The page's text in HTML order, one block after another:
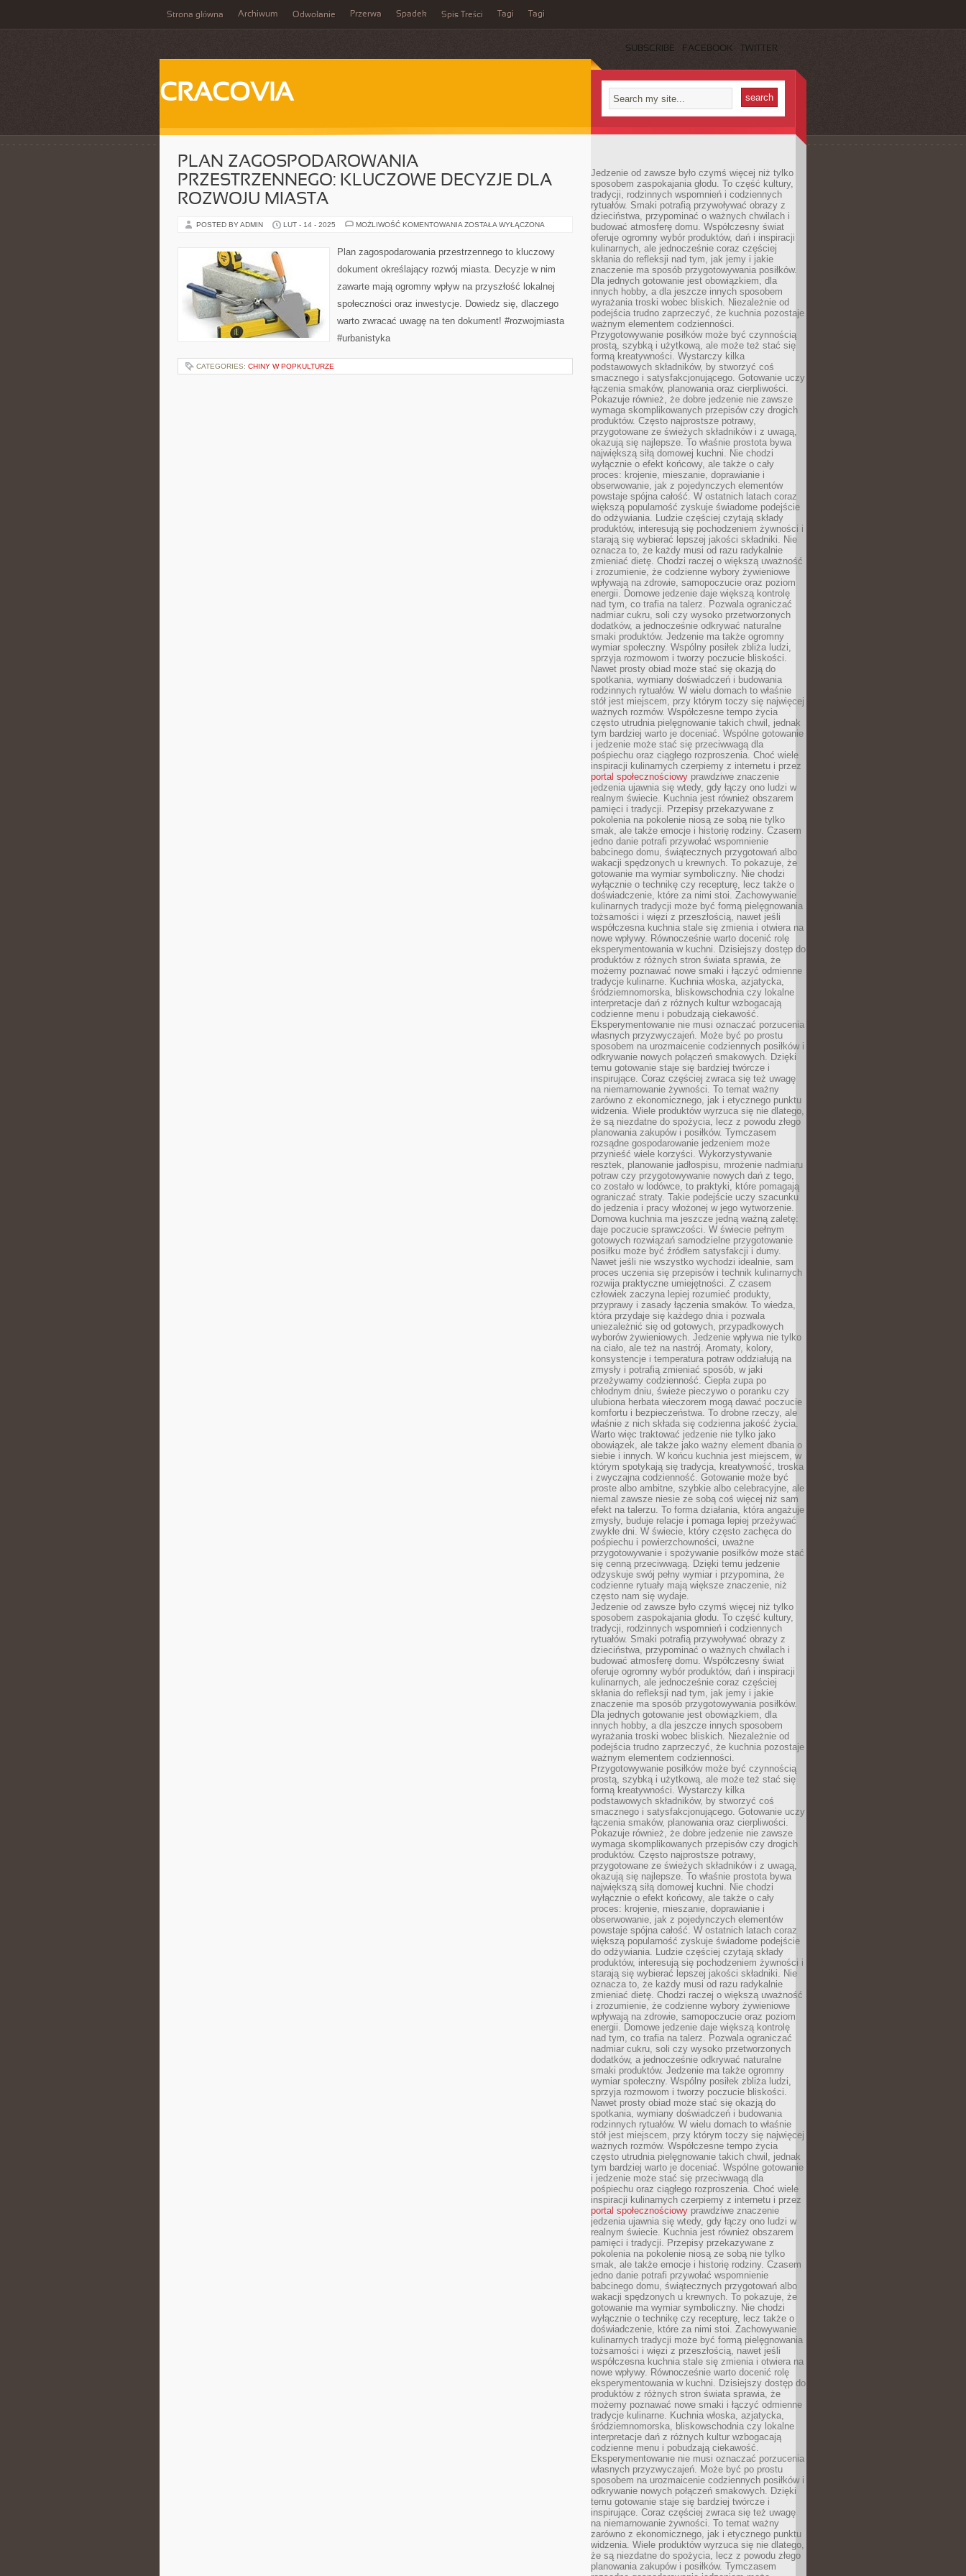
Strona główna Archiwum Odwołanie Przerwa Spadek Spis Treści Tagi Tagi
SUBSCRIBE FACEBOOK TWITTER
CRACOVIA
PLAN ZAGOSPODAROWANIA
PRZESTRZENNEGO: KLUCZOWE DECYZJE DLA
ROZWOJU MIASTA
POSTED BY ADMIN LUT - 14 - 2025 MOŻLIWOŚĆ KOMENTOWANIA PLAN
DECYZJE
ROZWOJU
ZOSTAŁA WYŁĄCZONA
Plan zagospodarowania przestrzennego to kluczowy
dokument określający rozwój miasta. Decyzje w nim
zawarte mają ogromny wpływ na przyszłość lokalnej
społeczności oraz inwestycje. Dowiedz się, dlaczego
warto zwracać uwagę na ten dokument! #rozwojmiasta
#urbanistyka
CATEGORIES: CHINY W POPKULTURZE
Jedzenie od zawsze było czymś więcej niż tylko
sposobem zaspokajania głodu. To część kultury,
tradycji, rodzinnych wspomnień i codziennych
rytuałów. Smaki potrafią przywoływać obrazy z
dzieciństwa, przypominać o ważnych chwilach i
budować atmosferę domu. Współczesny świat
oferuje ogromny wybór produktów, dań i inspiracji
kulinarnych, ale jednocześnie coraz częściej
skłania do refleksji nad tym, jak jemy i jakie
znaczenie ma sposób przygotowywania posiłków.
Dla jednych gotowanie jest obowiązkiem, dla
innych hobby, a dla jeszcze innych sposobem
wyrażania troski wobec bliskich. Niezależnie od
podejścia trudno zaprzeczyć, że kuchnia pozostaje
ważnym elementem codzienności.
Przygotowywanie posiłków może być czynnością
prostą, szybką i użytkową, ale może też stać się
formą kreatywności. Wystarczy kilka
podstawowych składników, by stworzyć coś
smacznego i satysfakcjonującego. Gotowanie uczy
łączenia smaków, planowania oraz cierpliwości.
Pokazuje również, że dobre jedzenie nie zawsze
wymaga skomplikowanych przepisów czy drogich
produktów. Często najprostsze potrawy,
przygotowane ze świeżych składników i z uwagą,
okazują się najlepsze. To właśnie prostota bywa
największą siłą domowej kuchni. Nie chodzi
wyłącznie o efekt końcowy, ale także o cały
proces: krojenie, mieszanie, doprawianie i
obserwowanie, jak z pojedynczych elementów
powstaje spójna całość. W ostatnich latach coraz
większą popularność zyskuje świadome podejście
do odżywiania. Ludzie częściej czytają składy
produktów, interesują się pochodzeniem żywności i
starają się wybierać lepszej jakości składniki. Nie
oznacza to, że każdy musi od razu radykalnie
zmieniać dietę. Chodzi raczej o większą uważność
i zrozumienie, że codzienne wybory żywieniowe
wpływają na zdrowie, samopoczucie oraz poziom
energii. Domowe jedzenie daje większą kontrolę
nad tym, co trafia na talerz. Pozwala ograniczać
nadmiar cukru, soli czy wysoko przetworzonych
dodatków, a jednocześnie odkrywać naturalne
smaki produktów. Jedzenie ma także ogromny
wymiar społeczny. Wspólny posiłek zbliża ludzi,
sprzyja rozmowom i tworzy poczucie bliskości.
Nawet prosty obiad może stać się okazją do
spotkania, wymiany doświadczeń i budowania
rodzinnych rytuałów. W wielu domach to właśnie
stół jest miejscem, przy którym toczy się najwięcej
ważnych rozmów. Współczesne tempo życia
często utrudnia pielęgnowanie takich chwil, jednak
tym bardziej warto je doceniać. Wspólne gotowanie
i jedzenie może stać się przeciwwagą dla
pośpiechu oraz ciągłego rozproszenia. Choć wiele
inspiracji kulinarnych czerpiemy z internetu i przez
portal społecznościowy prawdziwe znaczenie
jedzenia ujawnia się wtedy, gdy łączy ono ludzi w
realnym świecie. Kuchnia jest również obszarem
pamięci i tradycji. Przepisy przekazywane z
pokolenia na pokolenie niosą ze sobą nie tylko
smak, ale także emocje i historię rodziny. Czasem
jedno danie potrafi przywołać wspomnienie
babcinego domu, świątecznych przygotowań albo
wakacji spędzonych u krewnych. To pokazuje, że
gotowanie ma wymiar symboliczny. Nie chodzi
wyłącznie o technikę czy recepturę, lecz także o
doświadczenie, które za nimi stoi. Zachowywanie
kulinarnych tradycji może być formą pielęgnowania
tożsamości i więzi z przeszłością, nawet jeśli
współczesna kuchnia stale się zmienia i otwiera na
nowe wpływy. Równocześnie warto docenić rolę
eksperymentowania w kuchni. Dzisiejszy dostęp do
produktów z różnych stron świata sprawia, że
możemy poznawać nowe smaki i łączyć odmienne
tradycje kulinarne. Kuchnia włoska, azjatycka,
śródziemnomorska, bliskowschodnia czy lokalne
interpretacje dań z różnych kultur wzbogacają
codzienne menu i pobudzają ciekawość.
Eksperymentowanie nie musi oznaczać porzucenia
własnych przyzwyczajeń. Może być po prostu
sposobem na urozmaicenie codziennych posiłków i
odkrywanie nowych połączeń smakowych. Dzięki
temu gotowanie staje się bardziej twórcze i
inspirujące. Coraz częściej zwraca się też uwagę
na niemarnowanie żywności. To temat ważny
zarówno z ekonomicznego, jak i etycznego punktu
widzenia. Wiele produktów wyrzuca się nie dlatego,
że są niezdatne do spożycia, lecz z powodu złego
planowania zakupów i posiłków. Tymczasem
rozsądne gospodarowanie jedzeniem może
przynieść wiele korzyści. Wykorzystywanie
resztek, planowanie jadłospisu, mrożenie nadmiaru
potraw czy przygotowywanie nowych dań z tego,
co zostało w lodówce, to praktyki, które pomagają
ograniczać straty. Takie podejście uczy szacunku
do jedzenia i pracy włożonej w jego wytworzenie.
Domowa kuchnia ma jeszcze jedną ważną zaletę:
daje poczucie sprawczości. W świecie pełnym
gotowych rozwiązań samodzielne przygotowanie
posiłku może być źródłem satysfakcji i dumy.
Nawet jeśli nie wszystko wychodzi idealnie, sam
proces uczenia się przepisów i technik kulinarnych
rozwija praktyczne umiejętności. Z czasem
człowiek zaczyna lepiej rozumieć produkty,
przyprawy i zasady łączenia smaków. To wiedza,
która przydaje się każdego dnia i pozwala
uniezależnić się od gotowych, przypadkowych
wyborów żywieniowych. Jedzenie wpływa nie tylko
na ciało, ale też na nastrój. Aromaty, kolory,
konsystencje i temperatura potraw oddziałują na
zmysły i potrafią zmieniać sposób, w jaki
przeżywamy codzienność. Ciepła zupa po
chłodnym dniu, świeże pieczywo o poranku czy
ulubiona herbata wieczorem mogą dawać poczucie
komfortu i bezpieczeństwa. To drobne rzeczy, ale
właśnie z nich składa się codzienna jakość życia.
Warto więc traktować jedzenie nie tylko jako
obowiązek, ale także jako ważny element dbania o
siebie i innych. W końcu kuchnia jest miejscem, w
którym spotykają się tradycja, kreatywność, troska
i zwyczajna codzienność. Gotowanie może być
proste albo ambitne, szybkie albo celebracyjne, ale
niemal zawsze niesie ze sobą coś więcej niż sam
efekt na talerzu. To forma działania, która angażuje
zmysły, buduje relacje i pomaga lepiej przeżywać
zwykłe dni. W świecie, który często zachęca do
pośpiechu i powierzchowności, uważne
przygotowywanie i spożywanie posiłków może stać
się cenną przeciwwagą. Dzięki temu jedzenie
odzyskuje swój pełny wymiar i przypomina, że
codzienne rytuały mają większe znaczenie, niż
często nam się wydaje.
Jedzenie od zawsze było czymś więcej niż tylko
sposobem zaspokajania głodu. To część kultury,
tradycji, rodzinnych wspomnień i codziennych
rytuałów. Smaki potrafią przywoływać obrazy z
dzieciństwa, przypominać o ważnych chwilach i
budować atmosferę domu. Współczesny świat
oferuje ogromny wybór produktów, dań i inspiracji
kulinarnych, ale jednocześnie coraz częściej
skłania do refleksji nad tym, jak jemy i jakie
znaczenie ma sposób przygotowywania posiłków.
Dla jednych gotowanie jest obowiązkiem, dla
innych hobby, a dla jeszcze innych sposobem
wyrażania troski wobec bliskich. Niezależnie od
podejścia trudno zaprzeczyć, że kuchnia pozostaje
ważnym elementem codzienności.
Przygotowywanie posiłków może być czynnością
prostą, szybką i użytkową, ale może też stać się
formą kreatywności. Wystarczy kilka
podstawowych składników, by stworzyć coś
smacznego i satysfakcjonującego. Gotowanie uczy
łączenia smaków, planowania oraz cierpliwości.
Pokazuje również, że dobre jedzenie nie zawsze
wymaga skomplikowanych przepisów czy drogich
produktów. Często najprostsze potrawy,
przygotowane ze świeżych składników i z uwagą,
okazują się najlepsze. To właśnie prostota bywa
największą siłą domowej kuchni. Nie chodzi
wyłącznie o efekt końcowy, ale także o cały
proces: krojenie, mieszanie, doprawianie i
obserwowanie, jak z pojedynczych elementów
powstaje spójna całość. W ostatnich latach coraz
większą popularność zyskuje świadome podejście
do odżywiania. Ludzie częściej czytają składy
produktów, interesują się pochodzeniem żywności i
starają się wybierać lepszej jakości składniki. Nie
oznacza to, że każdy musi od razu radykalnie
zmieniać dietę. Chodzi raczej o większą uważność
i zrozumienie, że codzienne wybory żywieniowe
wpływają na zdrowie, samopoczucie oraz poziom
energii. Domowe jedzenie daje większą kontrolę
nad tym, co trafia na talerz. Pozwala ograniczać
nadmiar cukru, soli czy wysoko przetworzonych
dodatków, a jednocześnie odkrywać naturalne
smaki produktów. Jedzenie ma także ogromny
wymiar społeczny. Wspólny posiłek zbliża ludzi,
sprzyja rozmowom i tworzy poczucie bliskości.
Nawet prosty obiad może stać się okazją do
spotkania, wymiany doświadczeń i budowania
rodzinnych rytuałów. W wielu domach to właśnie
stół jest miejscem, przy którym toczy się najwięcej
ważnych rozmów. Współczesne tempo życia
często utrudnia pielęgnowanie takich chwil, jednak
tym bardziej warto je doceniać. Wspólne gotowanie
i jedzenie może stać się przeciwwagą dla
pośpiechu oraz ciągłego rozproszenia. Choć wiele
inspiracji kulinarnych czerpiemy z internetu i przez
portal społecznościowy prawdziwe znaczenie
jedzenia ujawnia się wtedy, gdy łączy ono ludzi w
realnym świecie. Kuchnia jest również obszarem
pamięci i tradycji. Przepisy przekazywane z
pokolenia na pokolenie niosą ze sobą nie tylko
smak, ale także emocje i historię rodziny. Czasem
jedno danie potrafi przywołać wspomnienie
babcinego domu, świątecznych przygotowań albo
wakacji spędzonych u krewnych. To pokazuje, że
gotowanie ma wymiar symboliczny. Nie chodzi
wyłącznie o technikę czy recepturę, lecz także o
doświadczenie, które za nimi stoi. Zachowywanie
kulinarnych tradycji może być formą pielęgnowania
tożsamości i więzi z przeszłością, nawet jeśli
współczesna kuchnia stale się zmienia i otwiera na
nowe wpływy. Równocześnie warto docenić rolę
eksperymentowania w kuchni. Dzisiejszy dostęp do
produktów z różnych stron świata sprawia, że
możemy poznawać nowe smaki i łączyć odmienne
tradycje kulinarne. Kuchnia włoska, azjatycka,
śródziemnomorska, bliskowschodnia czy lokalne
interpretacje dań z różnych kultur wzbogacają
codzienne menu i pobudzają ciekawość.
Eksperymentowanie nie musi oznaczać porzucenia
własnych przyzwyczajeń. Może być po prostu
sposobem na urozmaicenie codziennych posiłków i
odkrywanie nowych połączeń smakowych. Dzięki
temu gotowanie staje się bardziej twórcze i
inspirujące. Coraz częściej zwraca się też uwagę
na niemarnowanie żywności. To temat ważny
zarówno z ekonomicznego, jak i etycznego punktu
widzenia. Wiele produktów wyrzuca się nie dlatego,
że są niezdatne do spożycia, lecz z powodu złego
planowania zakupów i posiłków. Tymczasem